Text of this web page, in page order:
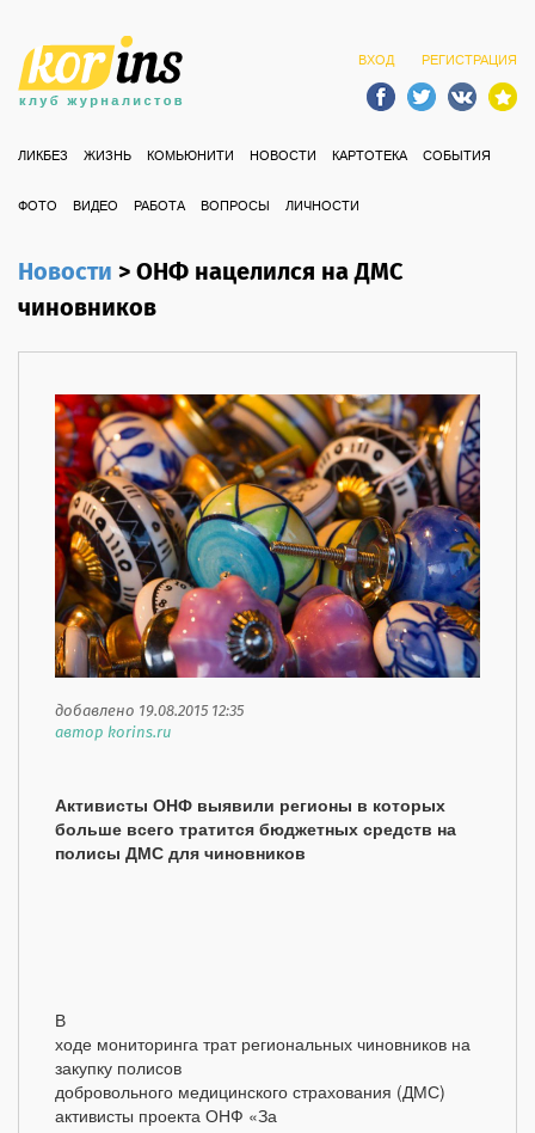
ВХОД РЕГИСТРАЦИЯ
ЛИКБЕЗ ЖИЗНЬ КОМЬЮНИТИ НОВОСТИ КАРТОТЕКА СОБЫТИЯ
ФОТО ВИДЕО РАБОТА ВОПРОСЫ ЛИЧНОСТИ
Новости>ОНФ нацелился на ДМС
чиновников
добавлено 19.08.2015 12:35
автор korins.ru
Активисты ОНФ выявили регионы в которых
больше всего тратится бюджетных средств на
полисы ДМС для чиновников
В
ходе мониторинга трат региональных чиновников на
закупку полисов
добровольного медицинского страхования (ДМС)
активисты проекта ОНФ «За